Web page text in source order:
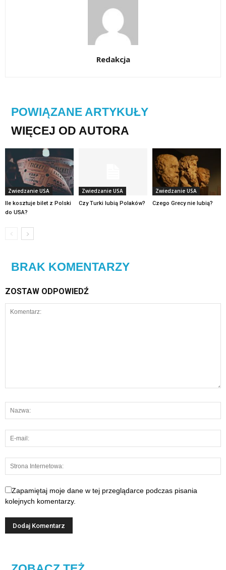
Redakcja
POWIĄZANE ARTYKUŁY
WIĘCEJ OD AUTORA
Zwiedzanie USA
Ile kosztuje bilet z Polski
do USA?
Zwiedzanie USA
Czy Turki lubią Polaków?
Zwiedzanie USA
Czego Grecy nie lubią?
BRAK KOMENTARZY
ZOSTAW ODPOWIEDŹ
Zapamiętaj moje dane w tej przeglądarce podczas pisania
kolejnych komentarzy.